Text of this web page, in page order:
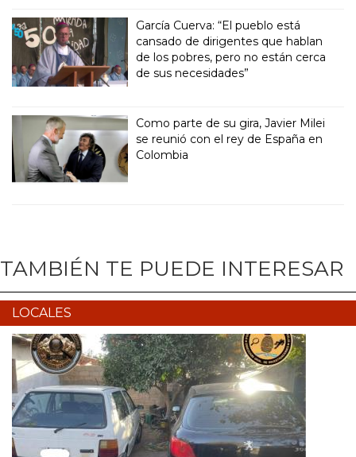
García Cuerva: “El pueblo está
cansado de dirigentes que hablan
de los pobres, pero no están cerca
de sus necesidades”
Como parte de su gira, Javier Milei
se reunió con el rey de España en
Colombia
TAMBIÉN TE PUEDE INTERESAR
LOCALES